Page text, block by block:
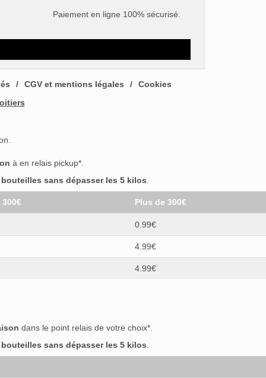
Paiement en ligne 100% sécurisé.
CGV et mentions légales
Cookies
à en relais pickup*.
sans dépasser les 5 kilos
Plus de 300€
0.99€
4.99€
4.99€
dans le point relais de votre choix*.
sans dépasser les 5 kilos